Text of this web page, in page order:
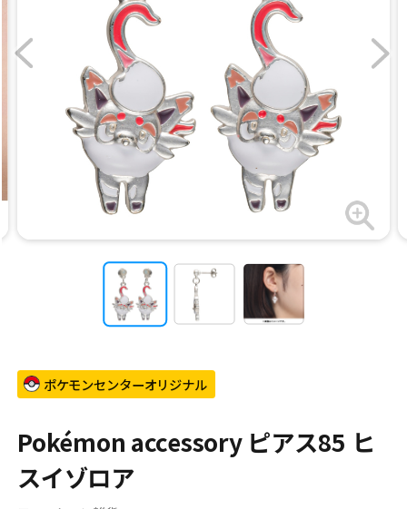
ポケモンセンターオリジナル
Pokémon accessory ピアス85 ヒ
スイゾロア